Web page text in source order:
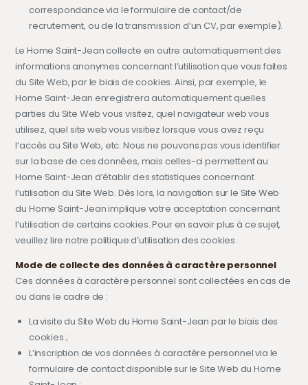
correspondance via le formulaire de contact/de
recrutement, ou de la transmission d’un CV, par exemple).
Le Home Saint-Jean collecte en outre automatiquement des
informations anonymes concernant l’utilisation que vous faites
du Site Web, par le biais de cookies. Ainsi, par exemple, le
Home Saint-Jean enregistrera automatiquement quelles
parties du Site Web vous visitez, quel navigateur web vous
utilisez, quel site web vous visitiez lorsque vous avez reçu
l’accès au Site Web, etc. Nous ne pouvons pas vous identifier
sur la base de ces données, mais celles-ci permettent au
Home Saint-Jean d’établir des statistiques concernant
l’utilisation du Site Web. Dès lors, la navigation sur le Site Web
du Home Saint-Jean implique votre acceptation concernant
l’utilisation de certains cookies. Pour en savoir plus à ce sujet,
veuillez lire notre politique d’utilisation des cookies.
Mode de collecte des données à caractère personnel
Ces données à caractère personnel sont collectées en cas de
ou dans le cadre de :
La visite du Site Web du Home Saint-Jean par le biais des
cookies ;
L’inscription de vos données à caractère personnel via le
formulaire de contact disponible sur le Site Web du Home